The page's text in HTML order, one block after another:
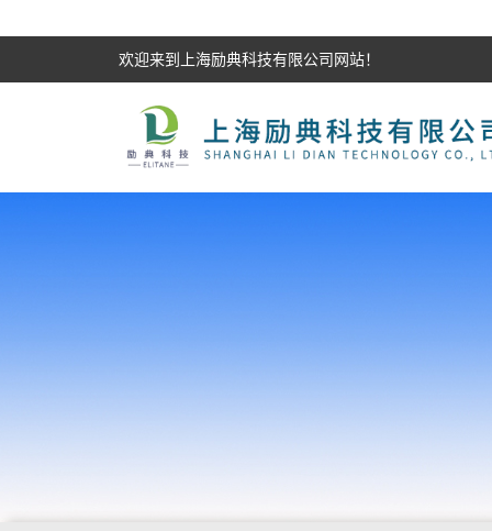
欢迎来到上海励典科技有限公司网站！